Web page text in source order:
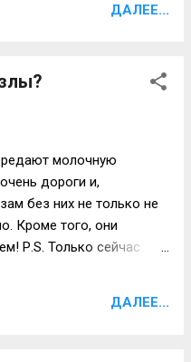
ветеринарных
к положению
регулирования в
риски
лидерство
давление на рынок
(покупательная
ДАЛЕЕ...
молочную
дороги и,
без них не только не
Кроме того, они
Р.S. Только сейчас
ДАЛЕЕ...